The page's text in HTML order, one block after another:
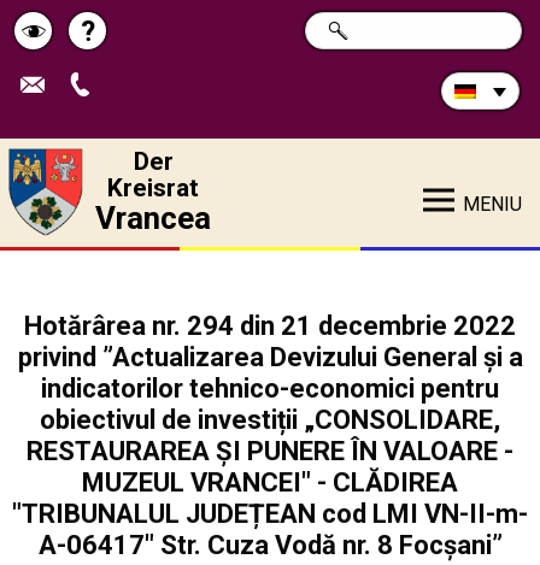
Schimbă
contrastul
Pagina
de
?
Durchsuchen
Sie
SUCHE
Der
Kreisrat
Vrancea MENIU
Hotărârea nr. 294 din 21 decembrie 2022
privind ”Actualizarea Devizului General și a
indicatorilor tehnico-economici pentru
obiectivul de investiții „CONSOLIDARE,
RESTAURAREA ȘI PUNERE ÎN VALOARE -
MUZEUL VRANCEI" - CLĂDIREA
"TRIBUNALUL JUDEȚEAN cod LMI VN-II-m-
A-06417" Str. Cuza Vodă nr. 8 Focșani”